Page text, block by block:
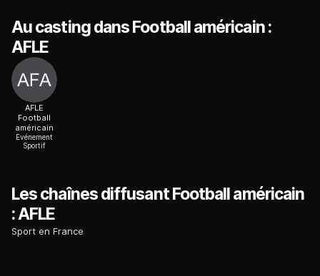
Au casting dans Football américain :
AFLE
AFLE
Football
américain
Evénement
Sportif
Les chaînes diffusant Football américain
: AFLE
Sport en France